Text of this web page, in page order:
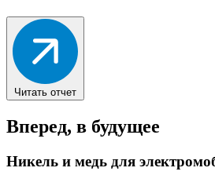
Читать отчет
Вперед, в будущее
Никель и медь для